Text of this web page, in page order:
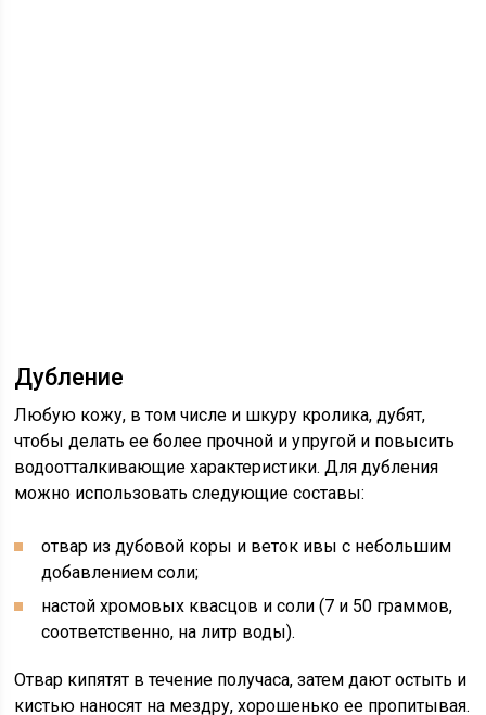
Дубление
Любую кожу, в том числе и шкуру кролика, дубят,
чтобы делать ее более прочной и упругой и повысить
водоотталкивающие характеристики. Для дубления
можно использовать следующие составы:
отвар из дубовой коры и веток ивы с небольшим
добавлением соли;
настой хромовых квасцов и соли (7 и 50 граммов,
соответственно, на литр воды).
Отвар кипятят в течение получаса, затем дают остыть и
кистью наносят на мездру, хорошенько ее пропитывая.